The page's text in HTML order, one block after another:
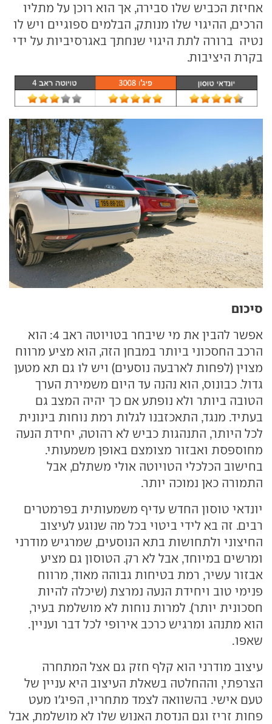
אחיזת הכביש שלו סבירה, אך הוא רוכן על מתליו
הרכים, ההיגוי שלו מנותק, הבלמים ספוגיים ויש לו
נטיה ברורה לתת היגוי שנחתך באגרסיביות על ידי
בקרת היציבות.
סיכום
אפשר להבין את מי שיבחר בטויוטה ראב 4: הוא
הרכב החסכוני ביותר במבחן הזה, הוא מציע מרווח
מצוין (לפחות לארבעה נוסעים) ויש לו גם תא מטען
גדול. כבונוס, הוא נהנה עד היום משמירת הערך
הטובה ביותר ולא נופתע אם כך יהיה המצב גם
בעתיד. מנגד, התאכזבנו לגלות רמת נוחות בינונית
לכל היותר, התנהגות כביש לא רהוטה, יחידת הנעה
מחוספסת ואבזור מצומצם באופן משמעותי.
בחישוב הכלכלי הטויוטה אולי משתלם, אבל
התמורה כאן נמוכה יותר.
יונדאי טוסון החדש עדיף משמעותית בפרמטרים
רבים. זה בא לידי ביטוי בכל מה שנוגע לעיצוב
החיצוני ולתחושות בתא הנוסעים, שמרגיש מודרני
ומרשים במיוחד, אבל לא רק. הטוסון גם מציע
אבזור עשיר, רמת בטיחות גבוהה מאוד, מרווח
פנימי טוב ויחידת הנעה נמרצת (שיכלה להיות
חסכונית יותר). למרות נוחות לא מושלמת בעיר,
הוא מתנהג ומרגיש כרכב אירופי לכל דבר ועניין.
שאפו.
עיצוב מודרני הוא קלף חזק גם אצל המתחרה
הצרפתי, וההחלטה בשאלת העיצוב היא עניין של
טעם אישי. בהשוואה לצמד מתחריו, הפיג'ו מעט
פחות זריז וגם הנדסת האנוש שלו לא מושלמת, אבל